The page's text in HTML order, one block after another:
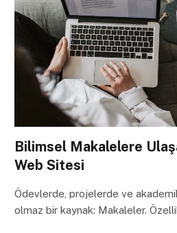
Bilimsel Makalelere
Web Sitesi
Ödevlerde, projelerde ve
olmaz bir kaynak: Makaleler.